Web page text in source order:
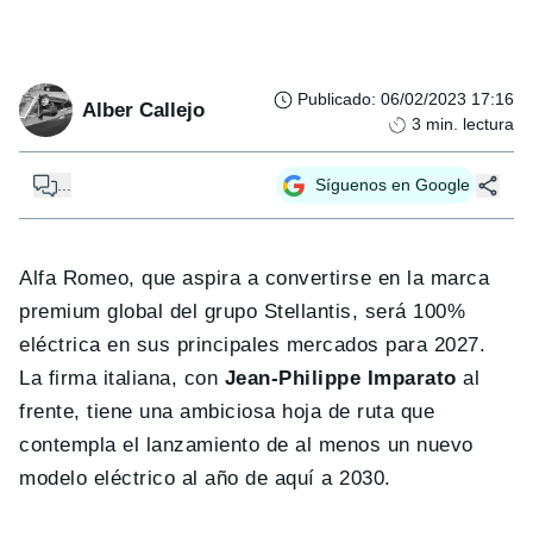
Alber Callejo Publicado: 06/02/2023 17:16
3 min. lectura
Síguenos en Google
Alfa Romeo, que aspira a convertirse en la marca
premium global del grupo Stellantis, será 100%
eléctrica en sus principales mercados para 2027.
La firma italiana, con Jean-Philippe Imparato al
frente, tiene una ambiciosa hoja de ruta que
contempla el lanzamiento de al menos un nuevo
modelo eléctrico al año de aquí a 2030.